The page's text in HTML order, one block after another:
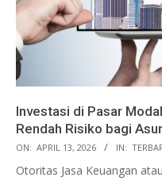
Investasi di Pasar
Rendah Risiko bagi
ON: APRIL 13, 2026 IN:
Otoritas Jasa Keuangan